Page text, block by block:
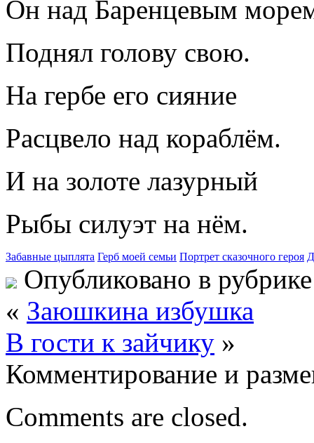
Он над Баренцевым
Поднял голову свою.
На гербе его сияние
Расцвело над кораблём.
И на золоте лазурный
Рыбы силуэт на нём.
Забавные цыплята Герб моей семьи Портрет сказочного героя
Опубликовано в
« Заюшкина избушка
В гости к зайчику »
Комментирование и
Comments are closed.